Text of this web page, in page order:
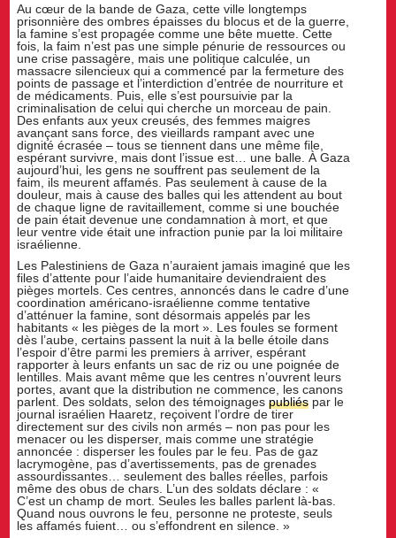
Au cœur de la bande de Gaza, cette ville longtemps
prisonnière des ombres épaisses du blocus et de la guerre,
la famine s’est propagée comme une bête muette. Cette
fois, la faim n’est pas une simple pénurie de ressources ou
une crise passagère, mais une politique calculée, un
massacre silencieux qui a commencé par la fermeture des
points de passage et l’interdiction d’entrée de nourriture et
de médicaments. Puis, elle s’est poursuivie par la
criminalisation de celui qui cherche un morceau de pain.
Des enfants aux yeux creusés, des femmes maigres
avançant sans force, des vieillards rampant avec une
dignité écrasée – tous se tiennent dans une même file,
espérant survivre, mais dont l’issue est… une balle. À Gaza
aujourd’hui, les gens ne souffrent pas seulement de la
faim, ils meurent affamés. Pas seulement à cause de la
douleur, mais à cause des balles qui les attendent au bout
de chaque ligne de ravitaillement, comme si une bouchée
de pain était devenue une condamnation à mort, et que
leur ventre vide était une infraction punie par la loi militaire
israélienne.
Les Palestiniens de Gaza n’auraient jamais imaginé que les
files d’attente pour l’aide humanitaire deviendraient des
pièges mortels. Ces centres, annoncés dans le cadre d’une
coordination américano-israélienne comme tentative
d’atténuer la famine, sont désormais appelés par les
habitants « les pièges de la mort ». Les foules se forment
dès l’aube, certains passent la nuit à la belle étoile dans
l’espoir d’être parmi les premiers à arriver, espérant
rapporter à leurs enfants un sac de riz ou une poignée de
lentilles. Mais avant même que les centres n’ouvrent leurs
portes, avant que la distribution ne commence, les canons
parlent. Des soldats, selon des témoignagespubliés par le
journal israélien Haaretz, reçoivent l’ordre de tirer
directement sur des civils non armés – non pas pour les
menacer ou les disperser, mais comme une stratégie
annoncée : disperser les foules par le feu. Pas de gaz
lacrymogène, pas d’avertissements, pas de grenades
assourdissantes… seulement des balles réelles, parfois
même des obus de chars. L’un des soldats déclare : «
C’est un champ de mort. Seules les balles parlent là-bas.
Quand nous ouvrons le feu, personne ne proteste, seuls
les affamés fuient… ou s’effondrent en silence. »